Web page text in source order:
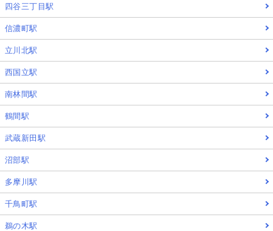
四谷三丁目駅
信濃町駅
立川北駅
西国立駅
南林間駅
鶴間駅
武蔵新田駅
沼部駅
多摩川駅
千鳥町駅
鵜の木駅